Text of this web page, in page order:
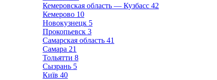
Кемеровская область — Кузбасс 42
Кемерово 10
Новокузнецк 5
Прокопьевск 3
Самарская область 41
Самара 21
Тольятти 8
Сызрань 5
Київ 40